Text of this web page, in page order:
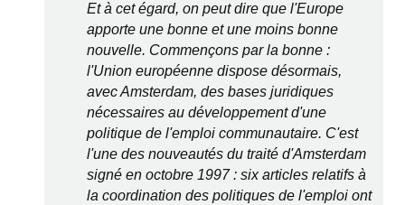
Et à cet égard, on peut dire que l'Europe
apporte une bonne et une moins bonne
nouvelle. Commençons par la bonne :
l'Union européenne dispose désormais,
avec Amsterdam, des bases juridiques
nécessaires au développement d'une
politique de l'emploi communautaire. C'est
l'une des nouveautés du traité d'Amsterdam
signé en octobre 1997 : six articles relatifs à
la coordination des politiques de l'emploi ont